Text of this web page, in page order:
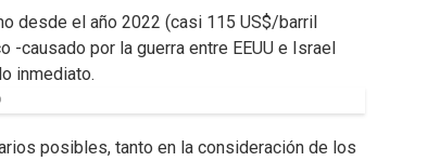
desde el año 2022 (casi 115 US$/barril
causado por la guerra entre EEUU e Israel
inmediato.
posibles, tanto en la consideración de los